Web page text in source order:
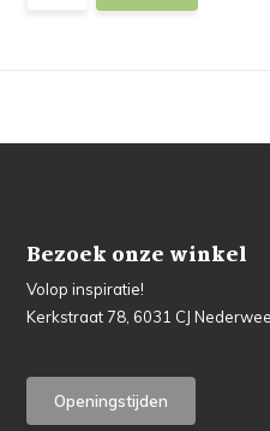
Bezoek onze winkel
Volop inspiratie!
Kerkstraat 78, 6031 CJ
Openingstijden